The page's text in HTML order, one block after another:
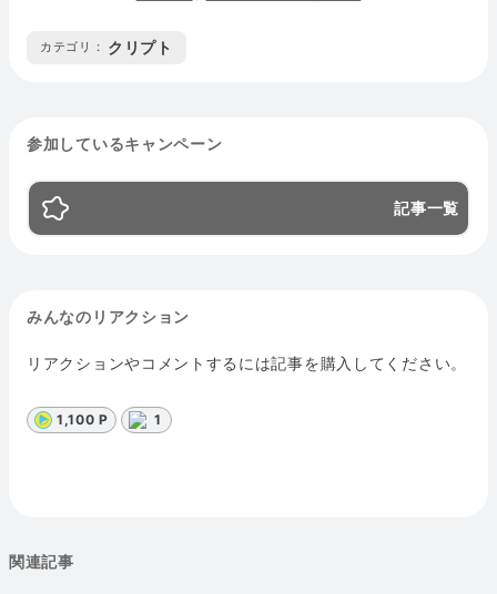
カテゴリ : クリプト
参加しているキャンペーン
記事一覧
みんなのリアクション
リアクションやコメントするには記事を購入してください。
1,100 P 1
関連記事